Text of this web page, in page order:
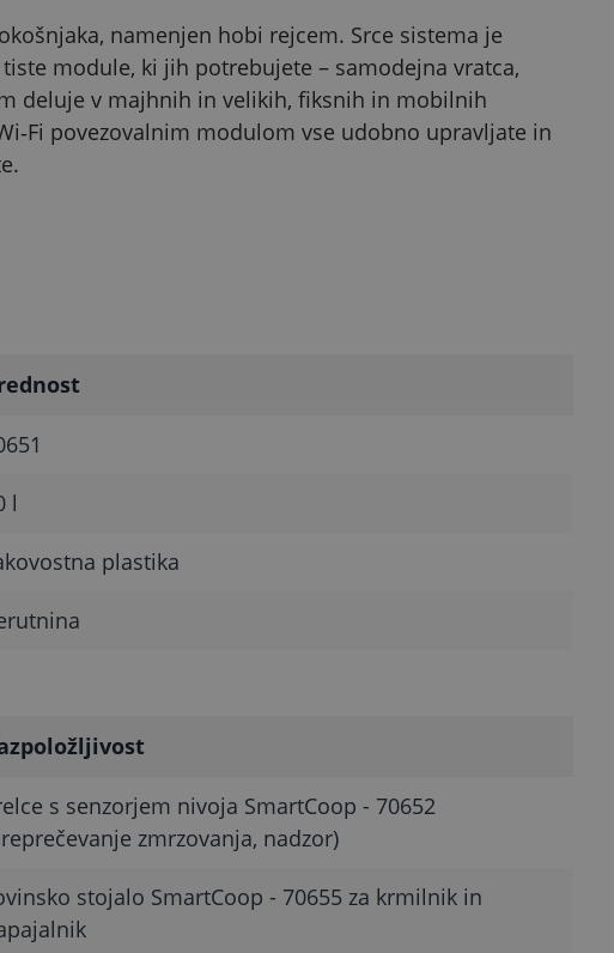
namenjen hobi rejcem. Srce sistema je
module, ki jih potrebujete – samodejna vratca,
deluje v majhnih in velikih, fiksnih in mobilnih
povezovalnim modulom vse udobno upravljate in
l
plastika
s senzorjem nivoja SmartCoop - 70652
zmrzovanja, nadzor)
stojalo SmartCoop - 70655 za krmilnik in